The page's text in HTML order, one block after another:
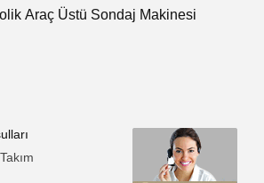
Araç Üstü Sondaj Makinesi